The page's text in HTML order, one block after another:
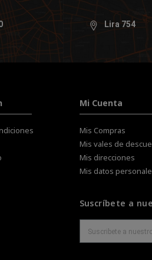
Lira 754
Mi Cuenta
Mis Compras
Mis vales de
Mis direcciones
Mis datos
Suscríbete a